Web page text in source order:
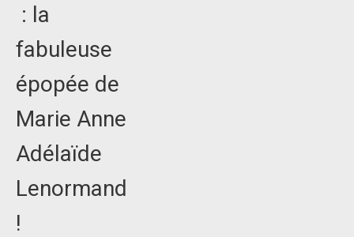
: la
fabuleuse
épopée de
Marie Anne
Adélaïde
Lenormand
!